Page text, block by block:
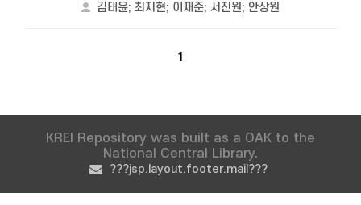
김태윤; 최지현; 이재준; 서진원; 안상원
1
KREI Repository was built as a OAK to the
National Central Library.
???jsp.layout.footer.mail???